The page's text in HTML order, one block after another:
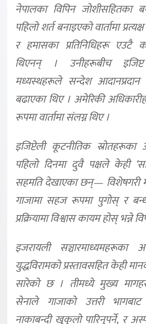
नेपालका विपिन जोशीसहितका
पहिलो शर्त बनाइएको वार्तामा
र हमासका प्रतिनिधिहरू एउटै
थिएनन् । उनीहरूबीच
मध्यस्थहरूले सन्देश आदानप्रदान
बढाएका थिए । अमेरिकी
रूपमा वार्तामा संलग्न थिए ।
इजिप्टेली कूटनीतिक स्रोतहरूका
पहिलो दिनमा दुवै पक्षले केही
सहमति देखाएका छन्— विशेषगरी
गाजामा सहज रूपमा पुगोस् र
प्रक्रियामा विश्वास कायम होस् भन्ने
इजरायली सञ्चारमाध्यमहरूका
युद्धविरामको प्रस्तावसहित केही
सारेको छ । तीमध्ये मुख्य
सेनाले गाजाको उत्तरी भागबाट
नाकाबन्दी खुकुलो पारिनुपर्ने, र